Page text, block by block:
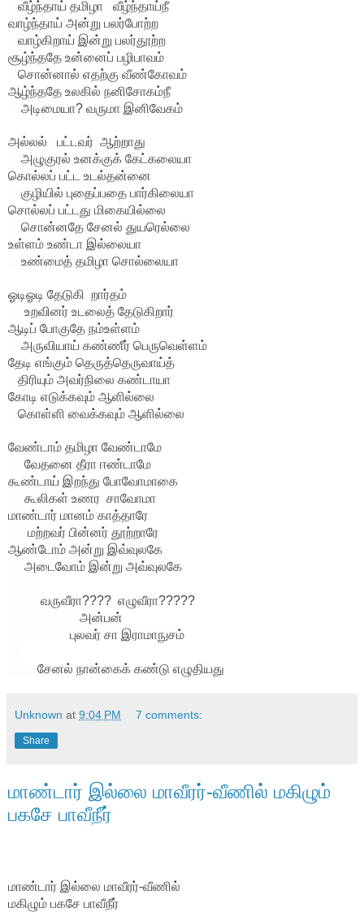
வீழ்ந்தாய் தமிழா வீழ்ந்தாய்நீ
வாழ்ந்தாய் அன்று பலர்போற்ற
வாழ்கிறாய் இன்று பலர்தூற்ற
சூழ்ந்ததே உன்னைப் பழிபாவம்
சொன்னால் எதற்கு வீண்கோவம்
ஆழ்ந்ததே உலகில் நனிசோகம்நீ
அடிமையா? வருமா இனிவேகம்
அல்லல் பட்டவர் ஆற்றாது
அழுகுரல் உனக்குக் கேட்கலையா
கொல்லப் பட்ட உடல்தன்னை
குழியில் புதைப்பதை பார்கிலையா
சொல்லப் பட்டது மிகையில்லை
சொன்னதே சேனல் துயரெல்லை
உள்ளம் உண்டா இல்லையா
உண்மைத் தமிழா சொல்லையா
ஓடிஓடி தேடுகி றார்தம்
உறவினர் உடலைத் தேடுகிறார்
ஆடிப் போகுதே நம்உள்ளம்
அருவியாய் கண்ணீர் பெருவெள்ளம்
தேடி எங்கும் தெருத்தெருவாய்த்
திரியும் அவர்நிலை கண்டாயா
கோடி எடுக்கவும் ஆளில்லை
கொள்ளி வைக்கவும் ஆளில்லை
வேண்டாம் தமிழா வேண்டாமே
வேதனை தீரா ஈண்டாமே
கூண்டாய் இறந்து போவோமாகை
கூலிகள் உணர சாவோமா
மாண்டார் மானம் காத்தாரே
மற்றவர் பின்னர் தூற்றாரே
ஆண்டோம் அன்று இவ்வுலகே
அடைவோம் இன்று அவ்வுலகே
வருவீரா???? எழுவீரா?????
அன்பன்
புலவர் சா இராமாநுசம்
சேனல் நான்கைக் கண்டு எழுதியது
Unknown at 9:04 PM 7 comments:
Share
மாண்டார் இல்லை மாவீரர்-வீணில் மகிழும்
பகசே பாவீநீர்
மாண்டார் இல்லை மாவீரர்-வீணில்
மகிழும் பகசே பாவீநீர்